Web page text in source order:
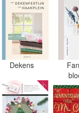
Dekens